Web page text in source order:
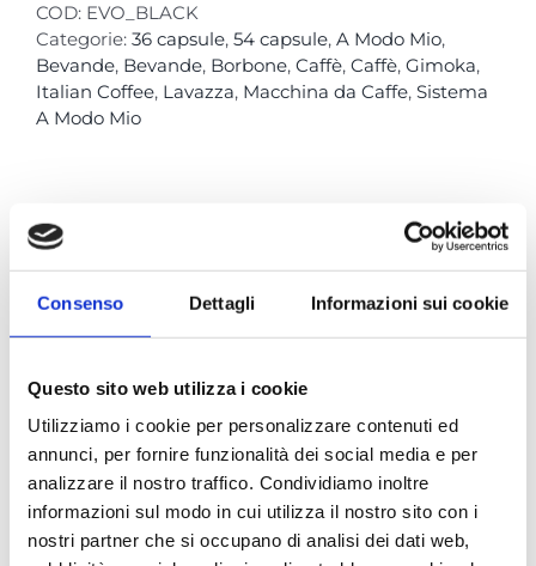
Consenso Dettagli Informazioni sui cookie
Questo sito web utilizza i cookie
Utilizziamo i cookie per personalizzare contenuti ed
annunci, per fornire funzionalità dei social media e per
analizzare il nostro traffico. Condividiamo inoltre
informazioni sul modo in cui utilizza il nostro sito con i
nostri partner che si occupano di analisi dei dati web,
COD: EVO_BLACK
Categorie: 36 capsule, 54 capsule, A Modo Mio,
Bevande, Bevande, Borbone, Caffè, Caffè, Gimoka,
Italian Coffee, Lavazza, Macchina da Caffe, Sistema
A Modo Mio
Prodotti correlati
AModoMio –
ItalianCoffee
AModoMio –
ItalianCoffee